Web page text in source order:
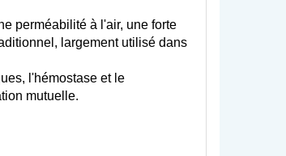
perméabilité à l'air, une forte
largement utilisé dans
l'hémostase et le
mutuelle.